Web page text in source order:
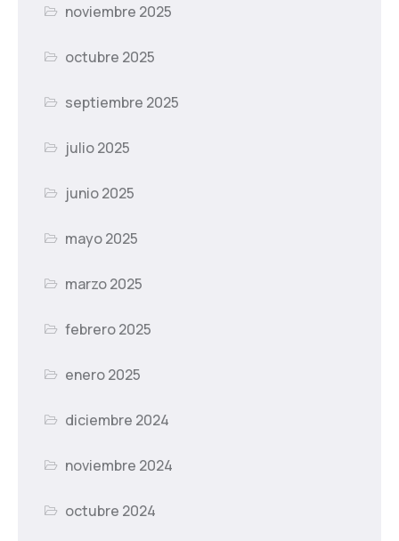
noviembre 2025
octubre 2025
septiembre 2025
julio 2025
junio 2025
mayo 2025
marzo 2025
febrero 2025
enero 2025
diciembre 2024
noviembre 2024
octubre 2024